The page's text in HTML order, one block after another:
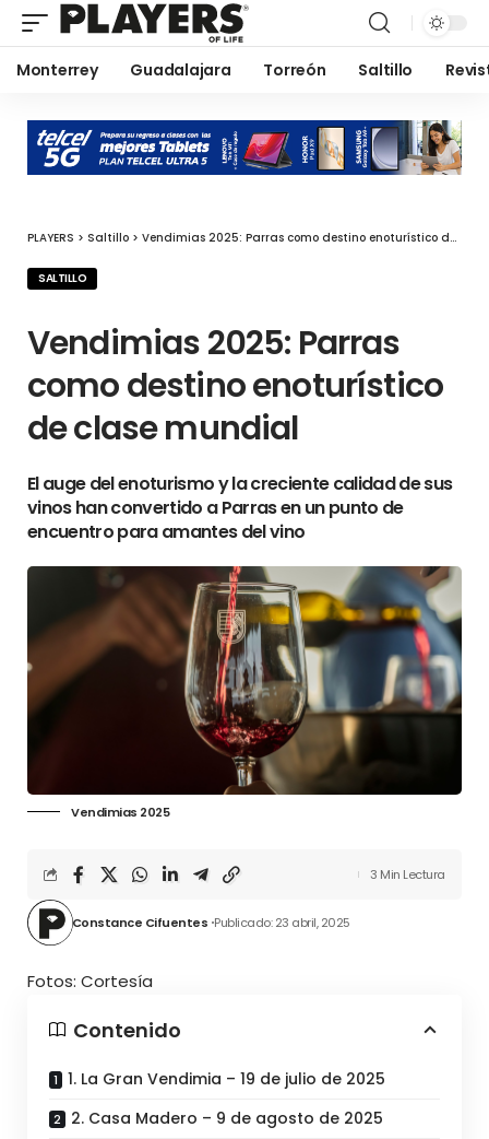
Monterrey Guadalajara Torreón Saltillo
PLAYERS > Saltillo > Vendimias 2025: Parras como destino enoturístico de clase mundial
SALTILLO
Vendimias 2025: Parras
como destino enoturístico
de clase mundial
El auge del enoturismo y la creciente calidad de sus
vinos han convertido a Parras en un punto de
encuentro para amantes del vino
Vendimias 2025
Constance Cifuentes Publicado: 23 abril, 2025
3 Min Lectura
Fotos: Cortesía
Contenido
1. La Gran Vendimia – 19 de julio de 2025
2. Casa Madero – 9 de agosto de 2025